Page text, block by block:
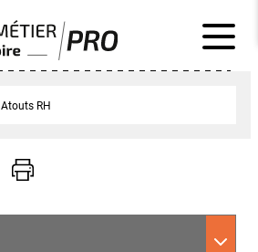
Atouts RH